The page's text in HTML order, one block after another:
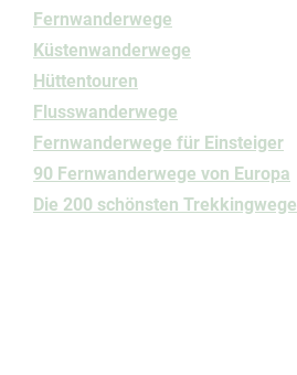
Fernwanderwege
Küstenwanderwege
Hüttentouren
Flusswanderwege
Fernwanderwege für Einsteiger
90 Fernwanderwege von Europa
Die 200 schönsten Trekkingwege